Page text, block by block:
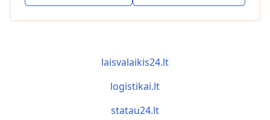
laisvalaikis24.lt
logistikai.lt
statau24.lt